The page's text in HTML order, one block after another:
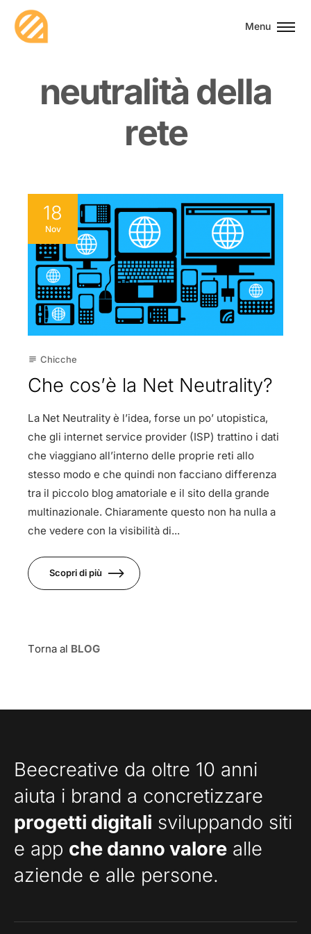
Menu
neutralitàdella
rete
18
Nov
subject Chicche
Che cos’è la Net Neutrality?
La Net Neutrality è l’idea, forse un po’ utopistica,
che gli internet service provider (ISP) trattino i dati
che viaggiano all’interno delle proprie reti allo
stesso modo e che quindi non facciano differenza
tra il piccolo blog amatoriale e il sito della grande
multinazionale. Chiaramente questo non ha nulla a
che vedere con la visibilità di...
Scopri di più
Torna al BLOG
Beecreative da oltre 10 anni
aiuta i brand a concretizzare
progetti digitali sviluppando siti
e app che danno valore alle
aziende e alle persone.